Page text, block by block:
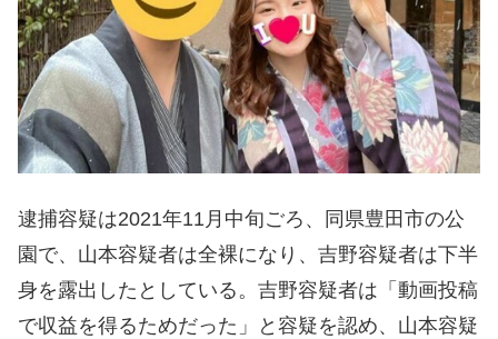
逮捕容疑は2021年11月中旬ごろ、同県豊田市の公
園で、山本容疑者は全裸になり、吉野容疑者は下半
身を露出したとしている。吉野容疑者は「動画投稿
で収益を得るためだった」と容疑を認め、山本容疑